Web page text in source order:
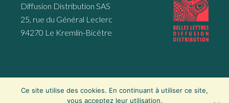
Diffusion Distribution SAS
25, rue du Général Leclerc
94270 Le Kremlin-Bicêtre
Mila Weissweiler, Montmorillon ∙Mentions légales
Ce site utilise des cookies. En continuant à utiliser ce site,
vous acceptez leur utilisation.